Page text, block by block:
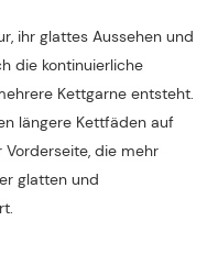
ihr glattes Aussehen und
die kontinuierliche
Kettgarne entsteht.
längere Kettfäden auf
die mehr
glatten und